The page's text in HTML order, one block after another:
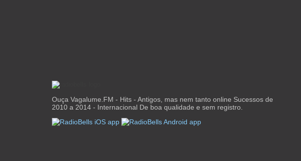
Ouça Vagalume.FM - Hits - Antigos, mas nem tanto online Sucessos de
2010 a 2014 - Internacional De boa qualidade e sem registro.